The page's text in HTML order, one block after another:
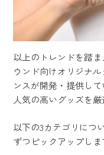
以上のトレンドを踏
ウンド向けオリジナ
ンスが開発・提供し
人気の高いグッズを厳
以下の3カテゴリにつ
ずつピックアップしま